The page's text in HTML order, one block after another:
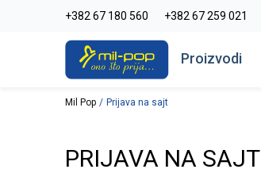
+382 67 180 560 +382 67 259 021
La Plage peškiri do -30% Pogledaj više
Proizvodi
Mil Pop Prijava na sajt
PRIJAVA NA SAJT